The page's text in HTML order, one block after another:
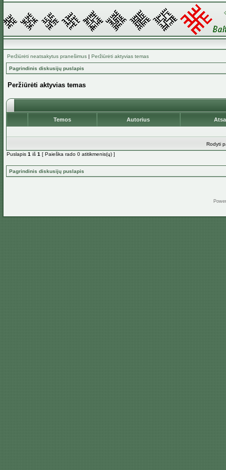
Peržiūrėti neatsakytus pranešimus | Peržiūrėti aktyvias temas
Pagrindinis diskusijų puslapis
Peržiūrėti aktyvias temas
Temos Autorius
Rodyti
Puslapis 1 iš 1 [ Paieška rado 0 atitikmenis(ų) ]
Pagrindinis diskusijų puslapis